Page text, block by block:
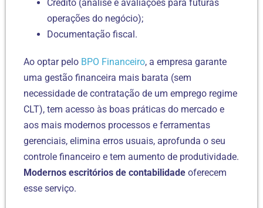
Crédito (análise e avaliações para futuras
operações do negócio);
Documentação fiscal.
Ao optar pelo BPO Financeiro, a empresa garante
uma gestão financeira mais barata (sem
necessidade de contratação de um emprego regime
CLT), tem acesso às boas práticas do mercado e
aos mais modernos processos e ferramentas
gerenciais, elimina erros usuais, aprofunda o seu
controle financeiro e tem aumento de produtividade.
Modernos escritórios de contabilidade oferecem
esse serviço.